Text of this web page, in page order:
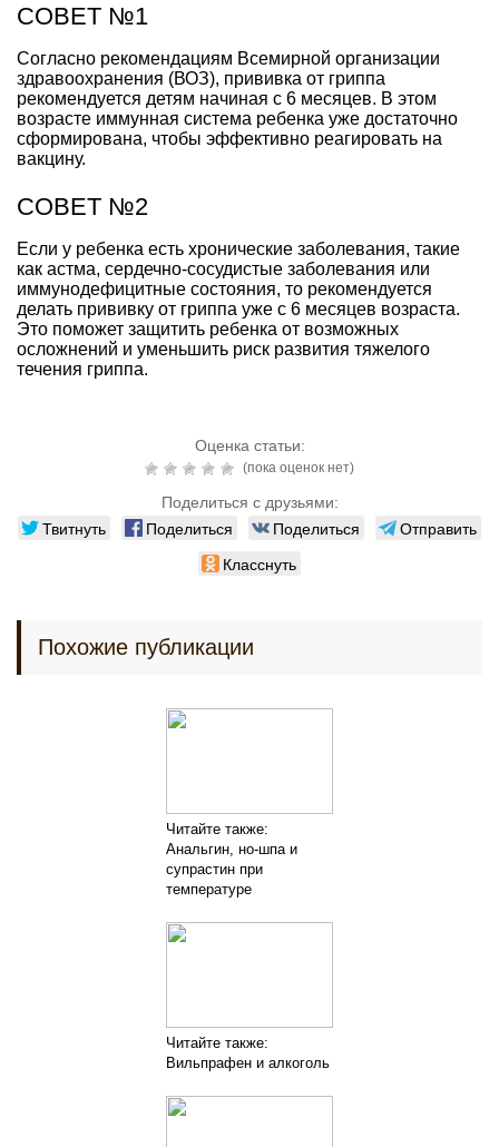
СОВЕТ №1
Согласно рекомендациям Всемирной организации
здравоохранения (ВОЗ), прививка от гриппа
рекомендуется детям начиная с 6 месяцев. В этом
возрасте иммунная система ребенка уже достаточно
сформирована, чтобы эффективно реагировать на
вакцину.
СОВЕТ №2
Если у ребенка есть хронические заболевания, такие
как астма, сердечно-сосудистые заболевания или
иммунодефицитные состояния, то рекомендуется
делать прививку от гриппа уже с 6 месяцев возраста.
Это поможет защитить ребенка от возможных
осложнений и уменьшить риск развития тяжелого
течения гриппа.
Оценка статьи:
(пока оценок нет)
Поделиться с друзьями:
Твитнуть Поделиться Поделиться
Отправить
Класснуть
Похожие публикации
Читайте также:
Анальгин, но-шпа и
супрастин при
температуре
Читайте также:
Вильпрафен и алкоголь